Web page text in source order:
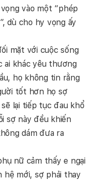
vào một “phép
dù cho hy vọng ấy
mặt với cuộc sống
khác yêu thương
họ không tin rằng
tốt hơn họ sợ
lại tiếp tục đau khổ
sợ này đều khiến
dám đưa ra
nữ cảm thấy e ngại
hệ mới, sợ phải thay